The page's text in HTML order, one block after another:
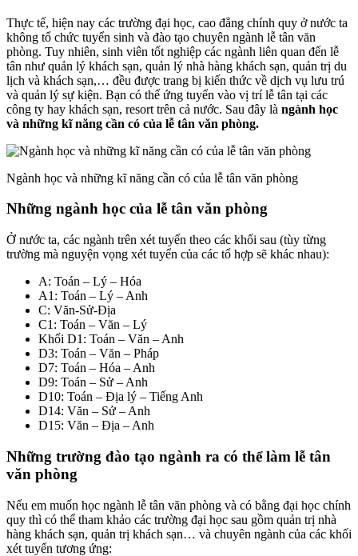
Thực tế, hiện nay các trường đại học, cao đẳng chính quy ở nước ta
không tổ chức tuyển sinh và đào tạo chuyên ngành lễ tân văn
phòng. Tuy nhiên, sinh viên tốt nghiệp các ngành liên quan đến lễ
tân như quản lý khách sạn, quản lý nhà hàng khách sạn, quản trị du
lịch và khách sạn,… đều được trang bị kiến ​​thức về dịch vụ lưu trú
và quản lý sự kiện. Bạn có thể ứng tuyển vào vị trí lễ tân tại các
công ty hay khách sạn, resort trên cả nước. Sau đây là ngành học
và những kĩ năng cần có của lễ tân văn phòng.
Ngành học và những kĩ năng cần có của lễ tân văn phòng
Những ngành học của lễ tân văn phòng
Ở nước ta, các ngành trên xét tuyển theo các khối sau (tùy từng
trường mà nguyện vọng xét tuyển của các tổ hợp sẽ khác nhau):
A: Toán – Lý – Hóa
A1: Toán – Lý – Anh
C: Văn-Sử-Địa
C1: Toán – Văn – Lý
Khối D1: Toán – Văn – Anh
D3: Toán – Văn – Pháp
D7: Toán – Hóa – Anh
D9: Toán – Sử – Anh
D10: Toán – Địa lý – Tiếng Anh
D14: Văn – Sử – Anh
D15: Văn – Địa – Anh
Những trường đào tạo ngành ra có thể làm lễ tân
văn phòng
Nếu em muốn học ngành lễ tân văn phòng và có bằng đại học chính
quy thì có thể tham khảo các trường đại học sau gồm quản trị nhà
hàng khách sạn, quản trị khách sạn… và chuyên ngành của các khối
xét tuyển tương ứng: